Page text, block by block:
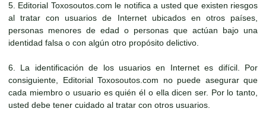
5. Editorial Toxosoutos.com le notifica a usted que existen riesgos
al tratar con usuarios de Internet ubicados en otros países,
personas menores de edad o personas que actúan bajo una
identidad falsa o con algún otro propósito delictivo.
6. La identificación de los usuarios en Internet es difícil. Por
consiguiente, Editorial Toxosoutos.com no puede asegurar que
cada miembro o usuario es quién él o ella dicen ser. Por lo tanto,
usted debe tener cuidado al tratar con otros usuarios.